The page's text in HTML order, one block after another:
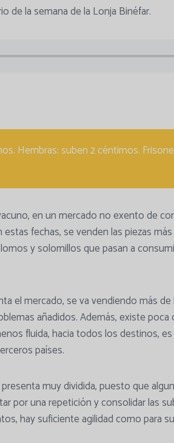
de la semana de la Lonja Binéfar.
Hembras: suben 2 céntimos.
en un mercado no exento de
fechas, se venden las piezas
y solomillos que pasan a
el mercado, se va vendiendo más
añadidos. Además, existe poca
fluida, hacia todos los destinos,
países.
muy dividida, puesto que
por una repetición y consolidar las
hay suficiente agilidad como para